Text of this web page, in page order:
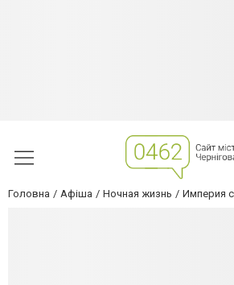
Головна Афіша Ночная жизнь Империя